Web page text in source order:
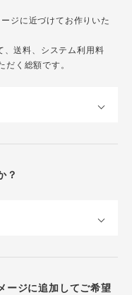
ジに近づけてお作りいた
送料、システム利用料
く総額です。
？
ージに追加してご希望